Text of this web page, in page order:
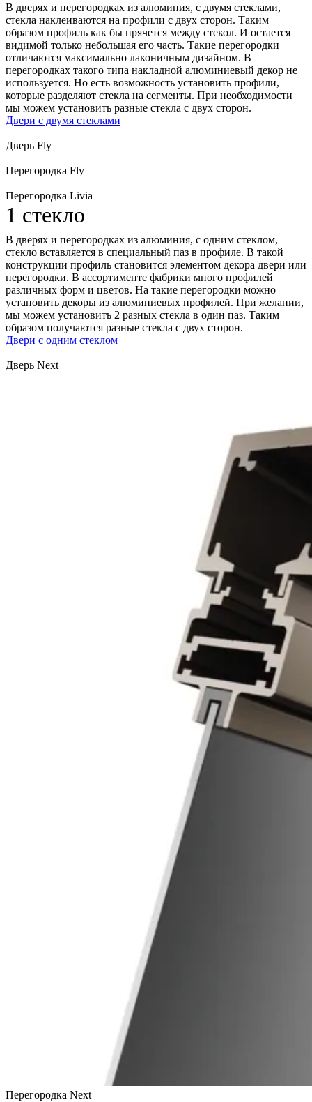
В дверях и перегородках из алюминия, с двумя стеклами,
стекла наклеиваются на профили с двух сторон. Таким
образом профиль как бы прячется между стекол. И остается
видимой только небольшая его часть. Такие перегородки
отличаются максимально лаконичным дизайном. В
перегородках такого типа накладной алюминиевый декор не
используется. Но есть возможность установить профили,
которые разделяют стекла на сегменты. При необходимости
мы можем установить разные стекла с двух сторон.
Двери с двумя стеклами
Дверь Fly
Перегородка Fly
Перегородка Livia
1 стекло
В дверях и перегородках из алюминия, с одним стеклом,
стекло вставляется в специальный паз в профиле. В такой
конструкции профиль становится элементом декора двери или
перегородки. В ассортименте фабрики много профилей
различных форм и цветов. На такие перегородки можно
установить декоры из алюминиевых профилей. При желании,
мы можем установить 2 разных стекла в один паз. Таким
образом получаются разные стекла с двух сторон.
Двери с одним стеклом
Дверь Next
Перегородка Next